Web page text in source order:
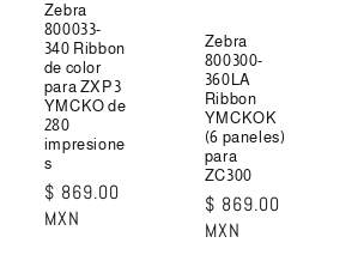
Zebra
800033-
340 Ribbon
de color
para ZXP3
YMCKO de
280
impresione
s
Precio
habitual
$ 869.00
MXN
Zebra
800300-
360LA
Ribbon
YMCKOK
(6 paneles)
para
ZC300
Precio
habitual
$ 869.00
MXN